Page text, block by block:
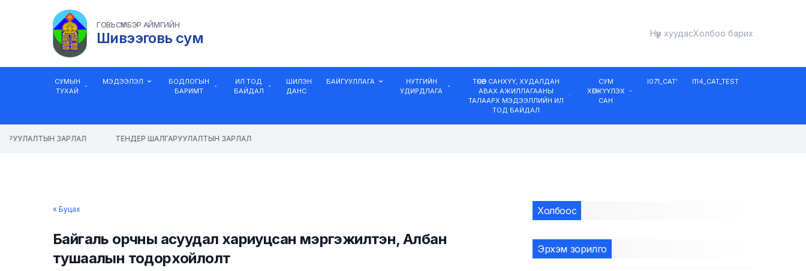
ГОВЬСҮМБЭР АЙМГИЙН
Шивээговь сум Нүүр хуудасХолбоо барих
СУМЫН
ТУХАЙ
МЭДЭЭЛЭЛ
БОДЛОГЫН
БАРИМТ
ИЛ ТОД
БАЙДАЛ
ШИЛЭН
ДАНС
БАЙГУУЛЛАГА
НУТГИЙН
УДИРДЛАГА
ТӨСӨВ САНХҮҮ, ХУДАЛДАН
АВАХ АЖИЛЛАГААНЫ
ТАЛААРХ МЭДЭЭЛЛИЙН ИЛ
ТОД БАЙДАЛ
СУМ
ХӨГЖҮҮЛЭХ
САН
I071_CAT' I114_CAT_TEST
ЗАРЛАЛ ТЕНДЕР ШАЛГАРУУЛАЛТЫН ЗАРЛАЛ
« Буцах
Байгаль орчны асуудал хариуцсан мэргэжилтэн, Албан
тушаалын тодорхойлолт
Холбоос
Эрхэм зорилго